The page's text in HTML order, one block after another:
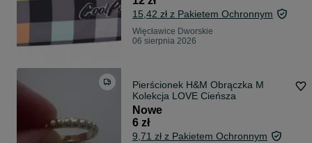
15,42 zł z Pakietem Ochronnym
Więcławice Dworskie
06 sierpnia 2026
Pierścionek H&M Obrączka M
Kolekcja LOVE Cieńsza
Nowe
6 zł
9,71 zł z Pakietem Ochronnym